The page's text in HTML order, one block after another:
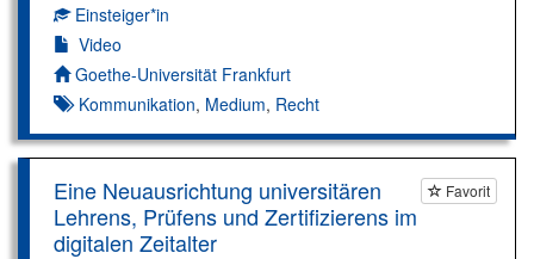
Kompetenzniveau:
Einsteiger*in
Video
Autor*in:
Goethe-Universität Frankfurt
Kommunikation, Medium, Recht
Favorit
Eine Neuausrichtung universitären
Lehrens, Prüfens und Zertifizierens im
digitalen Zeitalter